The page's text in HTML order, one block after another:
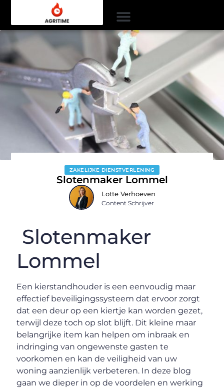
ZAKELIJKE DIENSTVERLENING
Slotenmaker Lommel
Lotte Verhoeven
Content Schrijver
Slotenmaker
Lommel
Een kierstandhouder is een eenvoudig maar
effectief beveiligingssysteem dat ervoor zorgt
dat een deur op een kiertje kan worden gezet,
terwijl deze toch op slot blijft. Dit kleine maar
belangrijke item kan helpen om inbraak en
indringing van ongewenste gasten te
voorkomen en kan de veiligheid van uw
woning aanzienlijk verbeteren. In deze blog
gaan we dieper in op de voordelen en werking